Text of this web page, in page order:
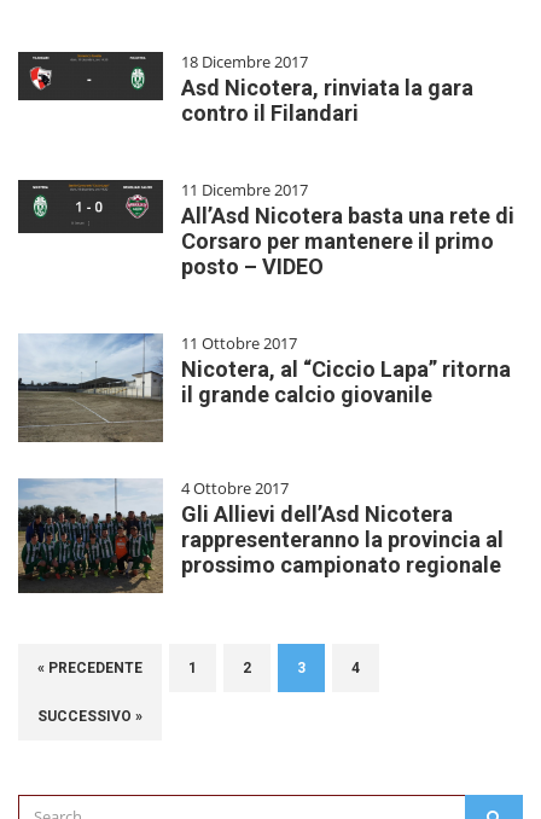
18 Dicembre 2017
Asd Nicotera, rinviata la gara
contro il Filandari
11 Dicembre 2017
All’Asd Nicotera basta una rete di
Corsaro per mantenere il primo
posto – VIDEO
11 Ottobre 2017
Nicotera, al “Ciccio Lapa” ritorna
il grande calcio giovanile
4 Ottobre 2017
Gli Allievi dell’Asd Nicotera
rappresenteranno la provincia al
prossimo campionato regionale
« PRECEDENTE 1 2 3 4
SUCCESSIVO »
Search